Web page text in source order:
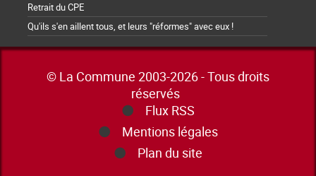
Retrait du CPE
Qu'ils s'en aillent tous, et leurs "réformes" avec eux !
© La Commune 2003-2026 - Tous droits
réservés
Flux RSS
Mentions légales
Plan du site